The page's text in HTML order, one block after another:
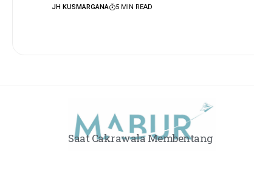
JH KUSMARGANA 5 MIN READ
Saat Cakrawala Membentang